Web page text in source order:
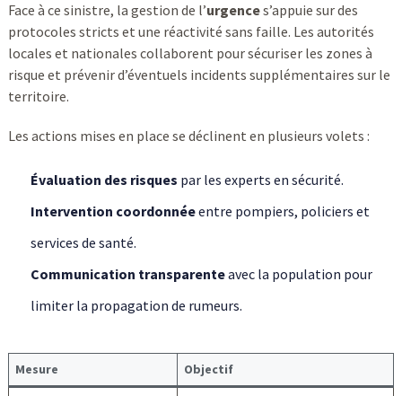
Face à ce sinistre, la gestion de l’urgences’appuie sur des
protocoles stricts et une réactivité sans faille. Les autorités
locales et nationales collaborent pour sécuriser les zones à
risque et prévenir d’éventuels incidents supplémentaires sur le
territoire.
Les actions mises en place se déclinent en plusieurs volets :
Évaluation des risques par les experts en sécurité.
Intervention coordonnéeentre pompiers, policiers et
services de santé.
Communication transparenteavec la population pour
limiter la propagation de rumeurs.
Mesure Objectif